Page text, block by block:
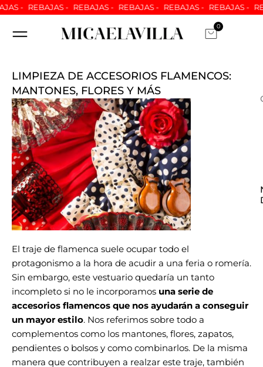
Ir
contenido
- REBAJAS - REBAJAS - REBAJAS - REBAJAS - REBAJAS -
0
Carrito
LIMPIEZA DE ACCESORIOS FLAMENCOS:
MANTONES, FLORES Y MÁS
El traje de flamenca suele ocupar todo el
protagonismo a la hora de acudir a una feria o romería.
Sin embargo, este vestuario quedaría un tanto
incompleto si no le incorporamos una serie de
accesorios flamencos que nos ayudarán a conseguir
un mayor estilo. Nos referimos sobre todo a
complementos como los mantones, flores, zapatos,
pendientes o bolsos y como combinarlos. De la misma
manera que contribuyen a realzar este traje, también